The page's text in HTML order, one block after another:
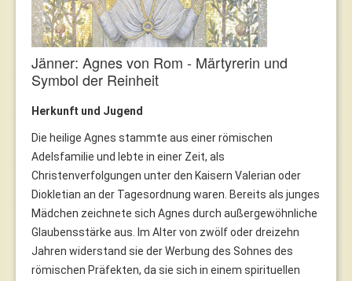
Jänner: Agnes von Rom - Märtyrerin und
Symbol der Reinheit
Herkunft und Jugend
Die heilige Agnes stammte aus einer römischen
Adelsfamilie und lebte in einer Zeit, als
Christenverfolgungen unter den Kaisern Valerian oder
Diokletian an der Tagesordnung waren. Bereits als junges
Mädchen zeichnete sich Agnes durch außergewöhnliche
Glaubensstärke aus. Im Alter von zwölf oder dreizehn
Jahren widerstand sie der Werbung des Sohnes des
römischen Präfekten, da sie sich in einem spirituellen